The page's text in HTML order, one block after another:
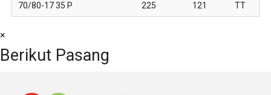
70/80-17 35 P 225 121 TT
×
Berikut Pasang